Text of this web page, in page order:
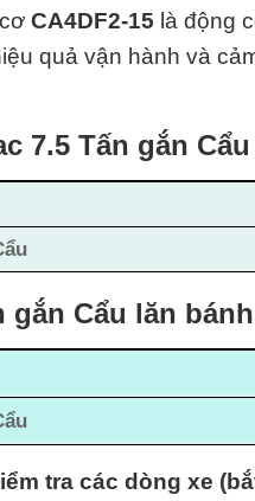
CA4DF2-15 là động
quả vận hành và
7.5 Tấn gắn Cẩu
gắn Cẩu lăn
tra các dòng xe